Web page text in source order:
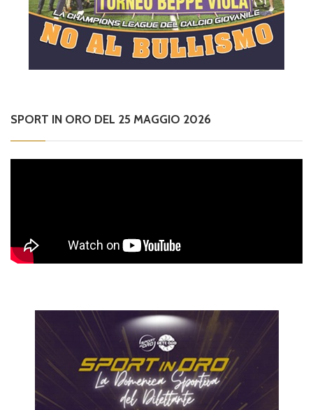
SPORT IN ORO DEL 25 MAGGIO 2026